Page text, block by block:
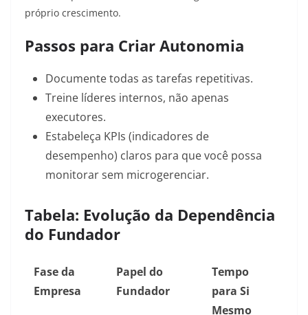
próprio crescimento.
Passos para Criar Autonomia
Documente todas as tarefas repetitivas.
Treine líderes internos, não apenas
executores.
Estabeleça KPIs (indicadores de
desempenho) claros para que você possa
monitorar sem microgerenciar.
Tabela: Evolução da Dependência
do Fundador
Fase da
Empresa
Papel do
Fundador
Tempo
para Si
Mesmo